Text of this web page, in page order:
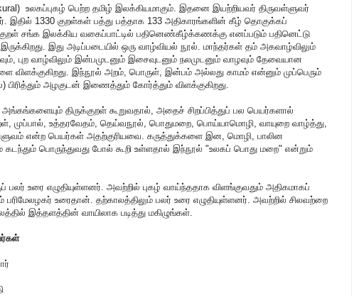
உலகப்புகழ் பெற்ற தமிழ் இலக்கியமாகும். இதனை இயற்றியவர் திருவள்ளுவர்
இதில் 1330 குறள்கள் பத்து பத்தாக 133 அதிகாரங்களின் கீழ் தொகுக்கப்
சங்க இலக்கிய வகைப்பாட்டில் பதினெண்கீழ்க்கணக்கு எனப்படும் பதினெட்டு
இருக்கிறது. இது அடிப்படையில் ஒரு வாழ்வியல் நூல். மாந்தர்கள் தம் அகவாழ்விலும்
புற வாழ்விலும் இன்பமுடனும் இசைவுடனும் நலமுடனும் வாழவும் தேவையான
விளக்குகிறது. இந்நூல் அறம், பொருள், இன்பம் அல்லது காமம் என்னும் முப்பெரும்
பிரித்தும் அழகுடன் இணைத்தும் கோர்த்தும் விளக்குகிறது.
திருக்குறள் கூறுவதால், அதைச் சிறப்பித்துப் பல பெயர்களால்
முப்பால், உத்தரவேதம், தெய்வநூல், பொதுமறை, பொய்யாமொழி, வாயுறை வாழ்த்து,
என்ற பெயர்கள் அதற்குரியவை. கருத்துக்களை இன, மொழி, பாலின
கடந்தும் பொருந்துவது போல் கூறி உள்ளதால் இந்நூல் "உலகப் பொது மறை" என்றும்
பலர் உரை எழுதியுள்ளனர். அவற்றில் புகழ் வாய்ந்ததாக விளங்குவதும் அதிகமாகப்
பரிமேலழகர் உரைதான். தற்காலத்திலும் பலர் உரை எழுதியுள்ளனர். அவற்றில் சிலவற்றை
இத்தளத்தின் வாயிலாக படித்து மகிழுங்கள்.